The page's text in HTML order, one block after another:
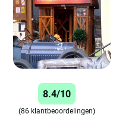
8.4/10
(86 klantbeoordelingen)